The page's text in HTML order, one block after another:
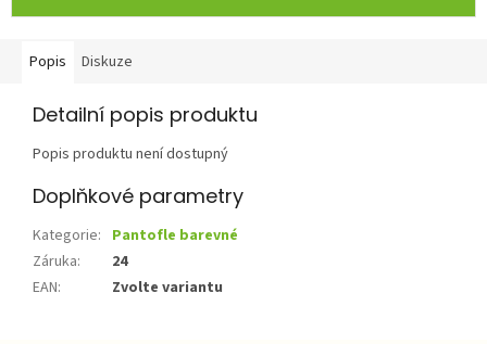
Popis Diskuze
Detailní popis produktu
Popis produktu není dostupný
Doplňkové parametry
Kategorie: Pantofle barevné
Záruka:
24
EAN: Zvolte variantu